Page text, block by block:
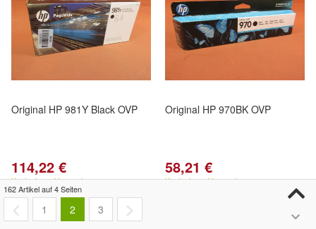
Original HP 981Y Black OVP
114,22 €
Kostenloser Versand
Original HP 970BK OVP
58,21 €
Kostenloser Versand
162 Artikel auf 4 Seiten
1 2 3